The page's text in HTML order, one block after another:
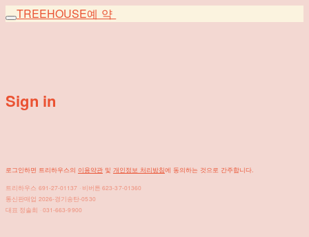
TREEHOUSE예약
Sign in
로그인하면 트리하우스의 이용약관 및 개인정보 처리방침에 동의하는 것으로 간주합니다.
트리하우스 691-27-01137 · 비버튼 623-37-01360
통신판매업 2026-경기송탄-0530
대표 정솔희 · 031-663-9900